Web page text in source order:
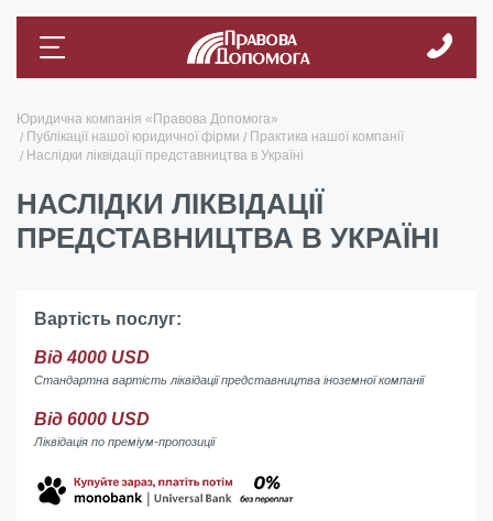
Юридична компанія «Правова Допомога»
Публікації нашої юридичної фірми
Практика нашої компанії
Наслідки ліквідації представництва в Україні
НАСЛІДКИ ЛІКВІДАЦІЇ
ПРЕДСТАВНИЦТВА В УКРАЇНІ
Вартість послуг:
Від 4000 USD
Стандартна вартість ліквідації представництва іноземної компанії
Від 6000 USD
Ліквідація по преміум-пропозиції